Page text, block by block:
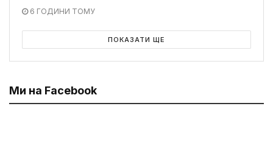
6 ГОДИНИ ТОМУ
ПОКАЗАТИ ЩЕ
Ми на Facebook